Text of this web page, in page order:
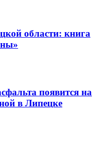
области: книга
появится на
в Липецке